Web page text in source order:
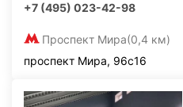
+7 (495) 023-42-98
Проспект Мира(0,4 км)
проспект Мира, 96с16